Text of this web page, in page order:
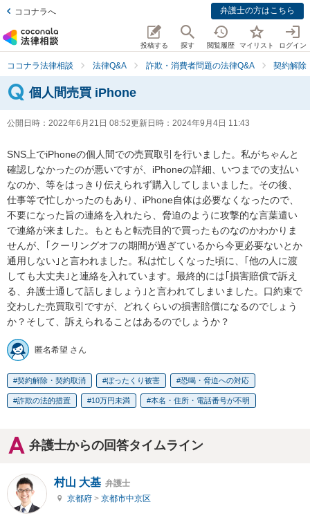
ココナラへ 弁護士の方はこちら
投稿する 探す 閲覧履歴 マイリスト ログイン
ココナラ法律相談 法律Q&A 詐欺・消費者問題の法律Q&A 契約解除
個人間売買 iPhone
公開日時： 2022年6月21日 08:52更新日時： 2024年9月4日 11:43
SNS上でiPhoneの個人間での売買取引を行いました。私がちゃんと
確認しなかったのが悪いですが、iPhoneの詳細、いつまでの支払い
なのか、等をはっきり伝えられず購入してしまいました。その後、
仕事等で忙しかったのもあり、iPhone自体は必要なくなったので、
不要になった旨の連絡を入れたら、脅迫のように攻撃的な言葉遣い
で連絡が来ました。もともと転売目的で買ったものなのかわかりま
せんが、｢クーリングオフの期間が過ぎているから今更必要ないとか
通用しない｣と言われました。私は忙しくなった頃に、｢他の人に渡
しても大丈夫｣と連絡を入れています。最終的には｢損害賠償で訴え
る、弁護士通して話しましょう｣と言われてしまいました。口約束で
交わした売買取引ですが、どれくらいの損害賠償になるのでしょう
か？そして、訴えられることはあるのでしょうか？
匿名希望 さん
契約解除・契約取消 ぼったくり被害 恐喝・脅迫への対応
詐欺の法的措置 10万円未満 本名・住所・電話番号が不明
弁護士からの回答タイムライン
村山 大基 弁護士
京都府 > 京都市中京区